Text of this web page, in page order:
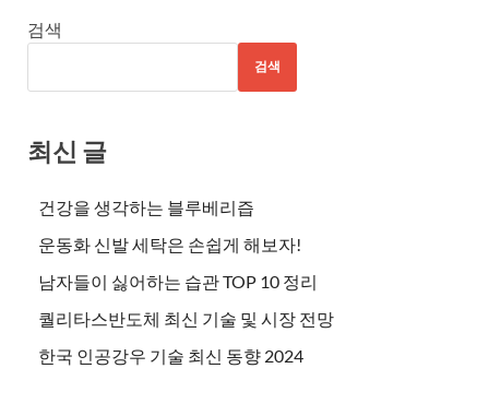
검색
검색
최신 글
건강을 생각하는 블루베리즙
운동화 신발 세탁은 손쉽게 해보자!
남자들이 싫어하는 습관 TOP 10 정리
퀄리타스반도체 최신 기술 및 시장 전망
한국 인공강우 기술 최신 동향 2024